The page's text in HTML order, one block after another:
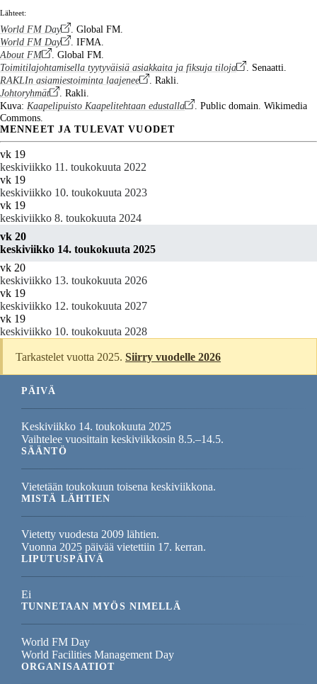
Lähteet:
World FM Day
. Global FM.
World FM Day
. IFMA.
About FM
. Global FM.
Toimitilajohtamisella tyytyväisiä asiakkaita ja fiksuja tiloja
. Senaatti.
RAKLIn asiamiestoiminta laajenee
. Rakli.
Johtoryhmät
. Rakli.
Kuva: Kaapelipuisto Kaapelitehtaan edustalla
. Public domain. Wikimedia
Commons.
MENNEET JA TULEVAT VUODET
vk 19
keskiviikko 11. toukokuuta 2022
vk 19
keskiviikko 10. toukokuuta 2023
vk 19
keskiviikko 8. toukokuuta 2024
vk 20
keskiviikko 14. toukokuuta 2025
vk 20
keskiviikko 13. toukokuuta 2026
vk 19
keskiviikko 12. toukokuuta 2027
vk 19
keskiviikko 10. toukokuuta 2028
Tarkastelet vuotta 2025.Siirry vuodelle 2026
PÄIVÄ
Keskiviikko 14. toukokuuta 2025
Vaihtelee vuosittain keskiviikkosin 8.5.–14.5.
SÄÄNTÖ
Vietetään toukokuun toisena keskiviikkona.
MISTÄ LÄHTIEN
Vietetty vuodesta 2009 lähtien.
Vuonna 2025 päivää vietettiin 17. kerran.
LIPUTUSPÄIVÄ
Ei
TUNNETAAN MYÖS NIMELLÄ
World FM Day
World Facilities Management Day
ORGANISAATIOT